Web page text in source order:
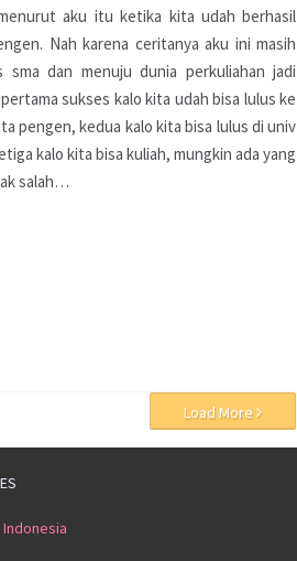
aku itu ketika kita udah berhasil
Nah karena ceritanya aku ini masih
dan menuju dunia perkuliahan jadi
sukses kalo kita udah bisa lulus ke
pengen, kedua kalo kita bisa lulus di univ
kalo kita bisa kuliah, mungkin ada yang
salah…
Load More